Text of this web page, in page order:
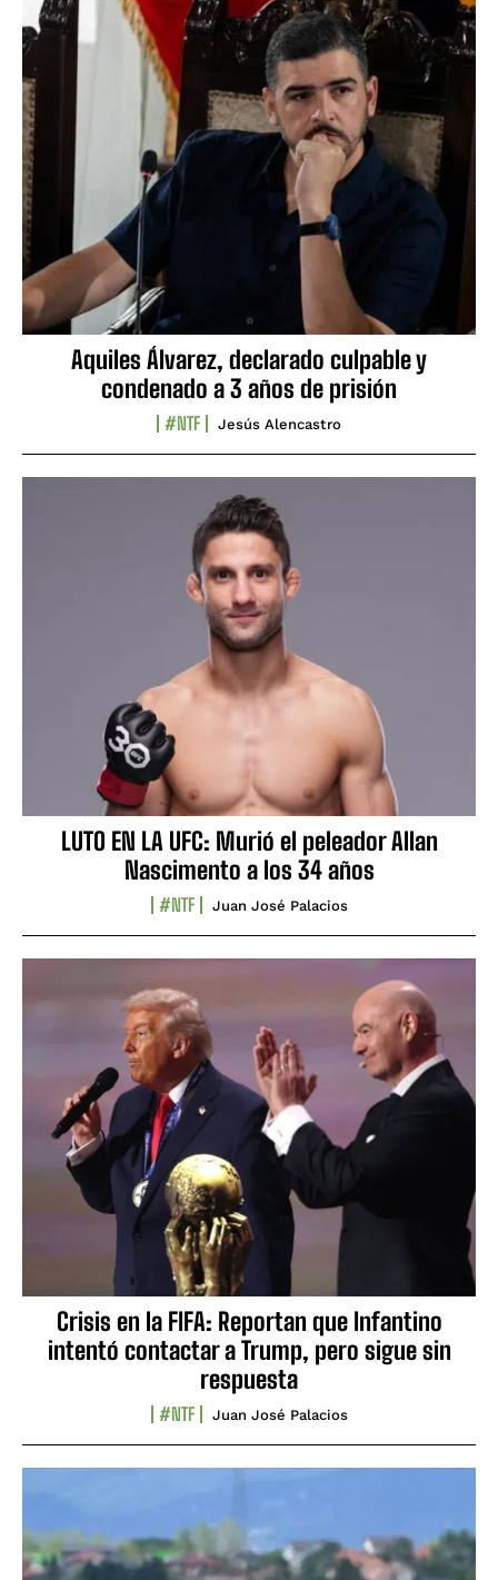
Aquiles Álvarez, declarado culpable y
condenado a 3 años de prisión
#NTF Jesús Alencastro
LUTO EN LA UFC: Murió el peleador Allan
Nascimento a los 34 años
#NTF Juan José Palacios
Crisis en la FIFA: Reportan que Infantino
intentó contactar a Trump, pero sigue sin
respuesta
#NTF Juan José Palacios